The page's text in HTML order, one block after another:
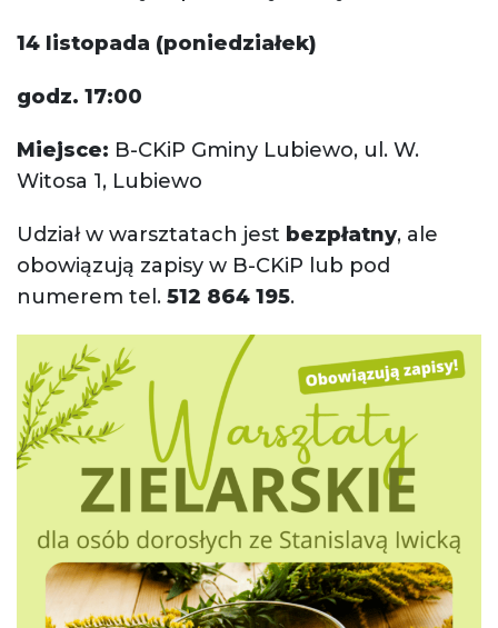
14 listopada (poniedziałek)
godz. 17:00
Miejsce: B-CKiP Gminy Lubiewo, ul. W.
Witosa 1, Lubiewo
Udział w warsztatach jest bezpłatny, ale
obowiązują zapisy w B-CKiP lub pod
numerem tel. 512 864 195.